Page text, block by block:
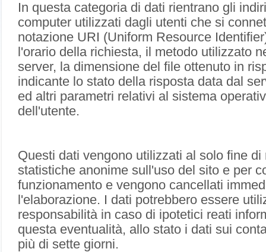
In questa categoria di dati rientrano gli
computer utilizzati dagli utenti che si
notazione URI (Uniform Resource
l'orario della richiesta, il metodo utilizzato
server, la dimensione del file ottenuto in
indicante lo stato della risposta data dal
ed altri parametri relativi al sistema
dell'utente.
Questi dati vengono utilizzati al solo fine
statistiche anonime sull'uso del sito e per
funzionamento e vengono cancellati
l'elaborazione. I dati potrebbero essere
responsabilità in caso di ipotetici reati
questa eventualità, allo stato i dati sui
più di sette giorni.